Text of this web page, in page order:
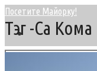
Посетите Майорку!
Тэг -Са Кома